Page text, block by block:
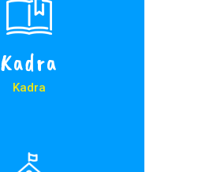
Kadra
Kadra